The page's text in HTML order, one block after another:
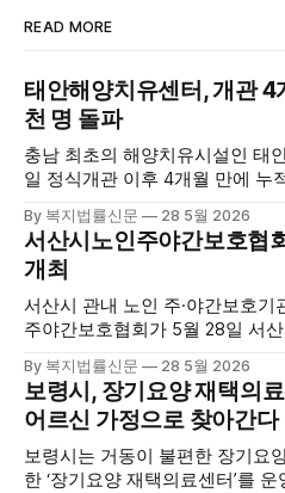
READ MORE
태안해양치유센터, 개관 4
천 명 돌파
충남 최초의 해양치유시설인 태
일 정식개관 이후 4개월 만에 누
양자원을 활용한 맞춤형 프로그
를 선보이며 관광객과 군민의 발길을 끌
하수, 피트 등 태안의 청정 해양
복을 돕는 다양한 프로그램을 운
By 복지법률신문 28 5월 2026
서산시노인주야간보호협
개최
서산시 관내 노인 주·야간보호
주야간보호협회가 5월 28일 서
행사에는 서산시 관내 주·야간보
기관 내빈 등 약 100여명이 참석
산시노인복지시설협회, 서산시
사협회 등 지역 노인복지 관련
출범을 축하했다. 서
By 복지법률신문 28 5월 2026
보령시, 장기요양 재택의
어르신 가정으로 찾아간다
보령시는 거동이 불편한 장기요
한 ‘장기요양 재택의료센터’를